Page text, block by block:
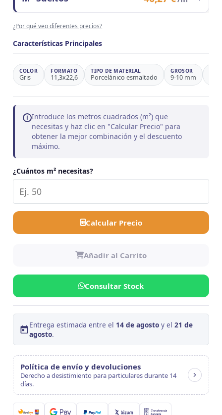
Observaciones
Ahorro 37,3%
Precio/m²
Observaciones
¿Por qué veo diferentes precios?
Características Principales
COLOR
Gris
FORMATO
11,3x22,6
TIPO DE MATERIAL
Porcelánico esmaltado
GROSOR
9-10 mm
i Introduce los metros cuadrados (m²) que
necesitas y haz clic en "Calcular Precio" para
obtener la mejor combinación y el descuento
máximo.
¿Cuántos m² necesitas?
Calcular Precio
Añadir al Carrito
Consultar Stock
Entrega estimada entre el 14 de agosto y el21 de
agosto.
Política de envío y devoluciones
Derecho a desistimiento para particulares durante 14
días.